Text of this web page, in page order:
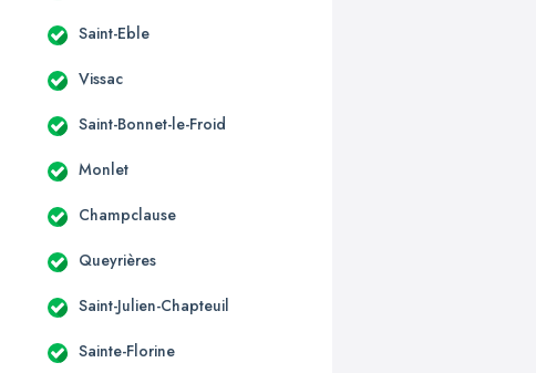
Saint-Eble
Vissac
Saint-Bonnet-le-Froid
Monlet
Champclause
Queyrières
Saint-Julien-Chapteuil
Sainte-Florine